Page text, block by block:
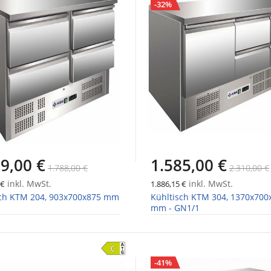
€ 1.788,00 €
inkl. MwSt.
KTM 204, 903x700x875 mm
-32%
1.585,00 € 2.310,00 €
1.886,15 €inkl. MwSt.
Kühltisch KTM 304,
mm - GN1/1
-41%